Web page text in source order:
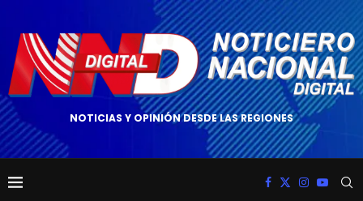
NOTICIAS Y OPINIÓN DESDE LAS REGIONES